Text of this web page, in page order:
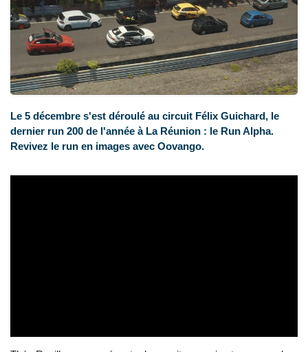
Le 5 décembre s'est déroulé au circuit Félix Guichard, le
dernier run 200 de l'année à La Réunion : le Run Alpha.
Revivez le run en images avec Oovango.